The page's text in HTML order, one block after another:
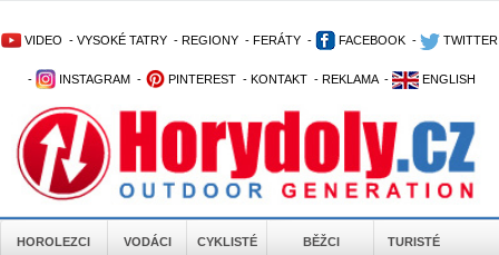
VIDEO - VYSOKÉ TATRY - REGIONY - FERÁTY - FACEBOOK - TWITTER
- INSTAGRAM - PINTEREST - KONTAKT - REKLAMA - ENGLISH
HOROLEZCI VODÁCI CYKLISTÉ BĚŽCI TURISTÉ